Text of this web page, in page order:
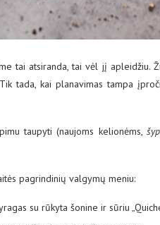
tai atsiranda, tai vėl jį
Tik tada, kai planavimas tampa
taupyti (naujoms kelionėms,
pagrindinių valgymų meniu:
su rūkyta šonine ir sūriu